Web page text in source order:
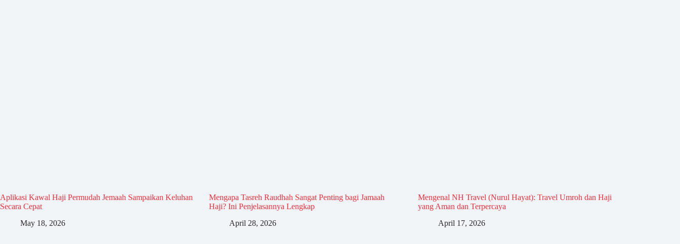
Aplikasi Kawal Haji Permudah Jemaah Sampaikan Keluhan
Secara Cepat
May 18, 2026
Mengapa Tasreh Raudhah Sangat Penting bagi Jamaah
Haji? Ini Penjelasannya Lengkap
April 28, 2026
Mengenal NH Travel (Nurul Hayat): Travel Umroh dan Haji
yang Aman dan Terpercaya
April 17, 2026